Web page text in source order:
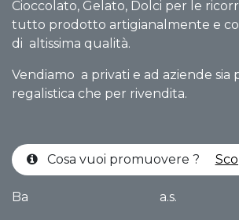
Cioccolato, Gelato, Dolci per le
tutto prodotto artigianalmente e
di altissima qualità.
Vendiamo a privati e ad aziende sia
regalistica che per rivendita.
Cosa vuoi promuovere ?
Ba a.s.